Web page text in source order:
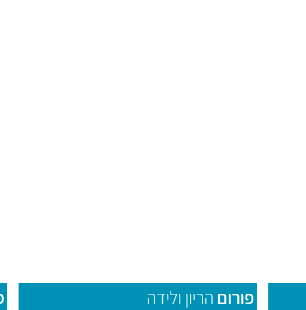
פורום הריון ולידה